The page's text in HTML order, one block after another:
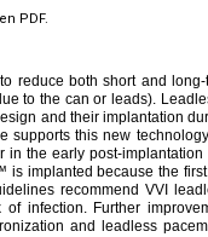
PDF.
reduce both short and
to the can or leads).
and their implantation
supports this new
in the early post-
implanted because the
recommend VVI
infection. Further
and leadless